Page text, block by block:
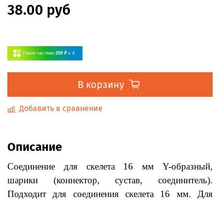
38.00 руб
Плати частями 250 ₽ x 4
В корзину
Добавить в сравнение
Описание
Соединение для скелета 16 мм Y-образный,
шарики (коннектор, сустав, соединитель).
Подходит для соединения скелета 16 мм. Для